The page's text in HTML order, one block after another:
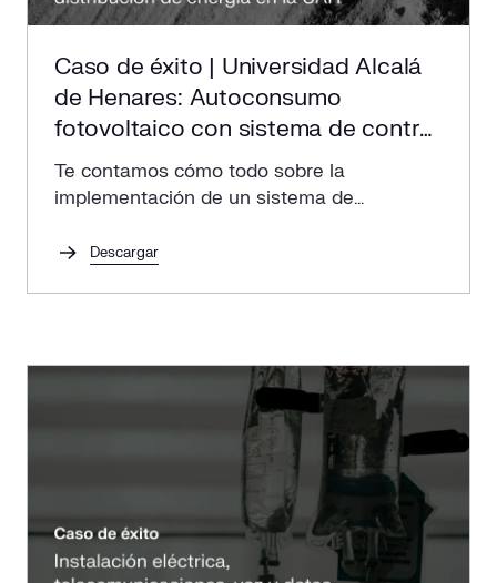
Caso de éxito | Universidad Alcalá
de Henares: Autoconsumo
fotovoltaico con sistema de control
y monitorización
Te contamos cómo todo sobre la
implementación de un sistema de
sostenibilidad y eficiencia energética en la
Descargar